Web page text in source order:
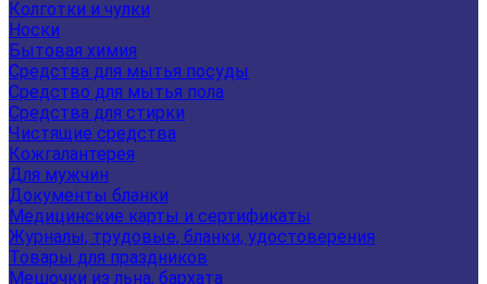
Колготки и чулки
Носки
Бытовая химия
Средства для мытья посуды
Средство для мытья пола
Средства для стирки
Чистящие средства
Кожгалантерея
Для мужчин
Документы бланки
Медицинские карты и сертификаты
Журналы, трудовые, бланки, удостоверения
Товары для праздников
Мешочки из льна, бархата